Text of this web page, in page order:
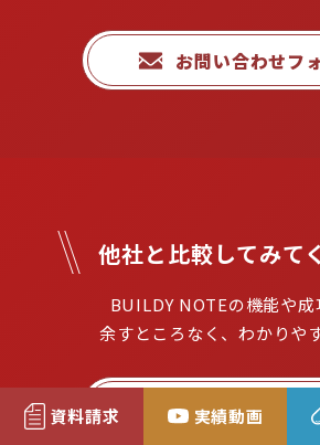
資料請求 実績動画
お問い合わせフ
他社と比較してみて
BUILDY NOTEの機能や成
余すところなく、わかりや
資料ダウンロ